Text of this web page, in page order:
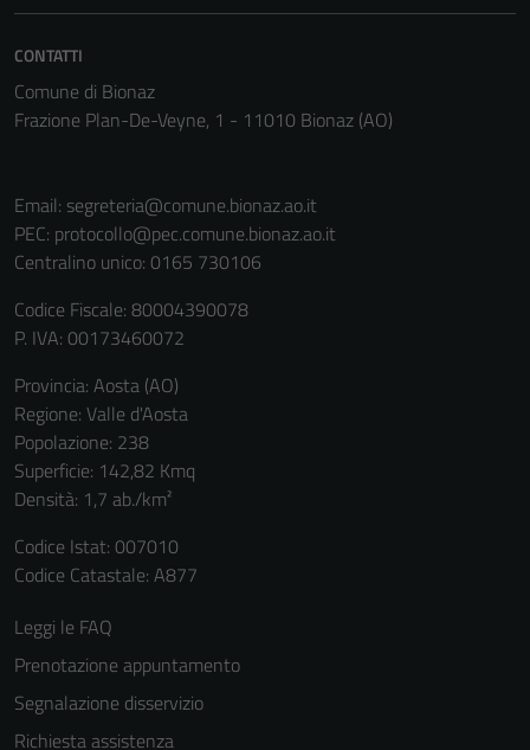
CONTATTI
Comune di Bionaz
Frazione Plan-De-Veyne, 1 - 11010 Bionaz (AO)
Email: segreteria@comune.bionaz.ao.it
PEC: protocollo@pec.comune.bionaz.ao.it
Centralino unico: 0165 730106
Codice Fiscale: 80004390078
P. IVA: 00173460072
Provincia: Aosta (AO)
Regione: Valle d'Aosta
Popolazione: 238
Superficie: 142,82 Kmq
Densità: 1,7 ab./km²
Codice Istat: 007010
Codice Catastale: A877
Leggi le FAQ
Prenotazione appuntamento
Segnalazione disservizio
Richiesta assistenza
informazioni